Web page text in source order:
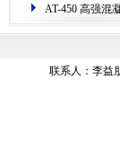
联系人：李益